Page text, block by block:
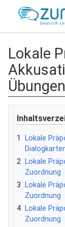
Lokale
1
Lokale
2
Lokale
Zuordnung
3
Lokale
Zuordnung
4
Lokale
Zuordnung